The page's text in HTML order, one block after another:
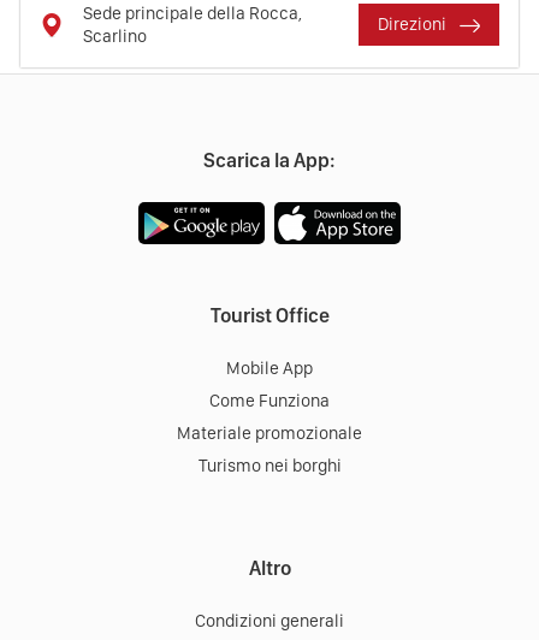
Sede principale della Rocca,
Scarlino
Direzioni
Scarica la App:
Tourist Office
Mobile App
Come Funziona
Materiale promozionale
Turismo nei borghi
Altro
Condizioni generali